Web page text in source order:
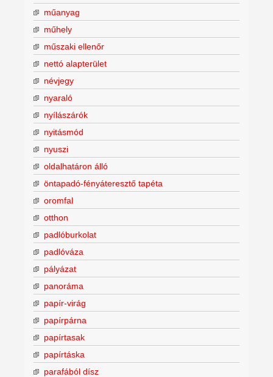
műanyag
műhely
műszaki ellenőr
nettó alapterület
névjegy
nyaraló
nyílászárók
nyitásmód
nyuszi
oldalhatáron álló
öntapadó-fényáteresztő tapéta
oromfal
otthon
padlóburkolat
padlóváza
pályázat
panoráma
papír-virág
papírpárna
papírtasak
papírtáska
parafából dísz